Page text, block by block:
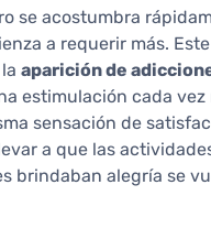
se acostumbra
a requerir más. Este
aparición de
estimulación cada
sensación de
a que las
brindaban alegría se